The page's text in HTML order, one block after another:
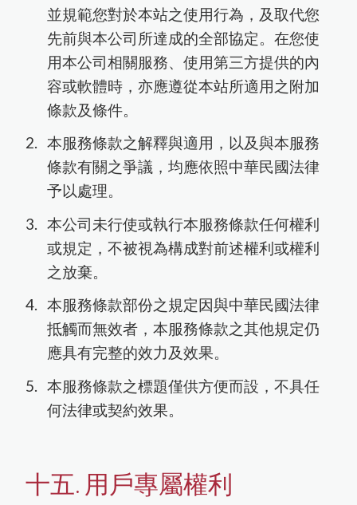
並規範您對於本站之使用行為，及取代您
先前與本公司所達成的全部協定。在您使
用本公司相關服務、使用第三方提供的內
容或軟體時，亦應遵從本站所適用之附加
條款及條件。
本服務條款之解釋與適用，以及與本服務
條款有關之爭議，均應依照中華民國法律
予以處理。
本公司未行使或執行本服務條款任何權利
或規定，不被視為構成對前述權利或權利
之放棄。
本服務條款部份之規定因與中華民國法律
抵觸而無效者，本服務條款之其他規定仍
應具有完整的效力及效果。
本服務條款之標題僅供方便而設，不具任
何法律或契約效果。
十五. 用戶專屬權利